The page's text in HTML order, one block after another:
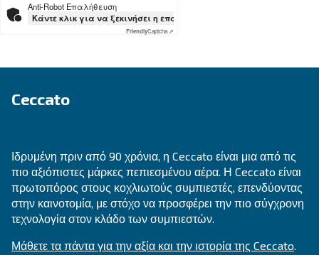
ΕΝΔΕΔΕΙΓΜΈΝΗ ΧΡΉΣΗ
Εφαρμογές πεπιεσμένου αέρα